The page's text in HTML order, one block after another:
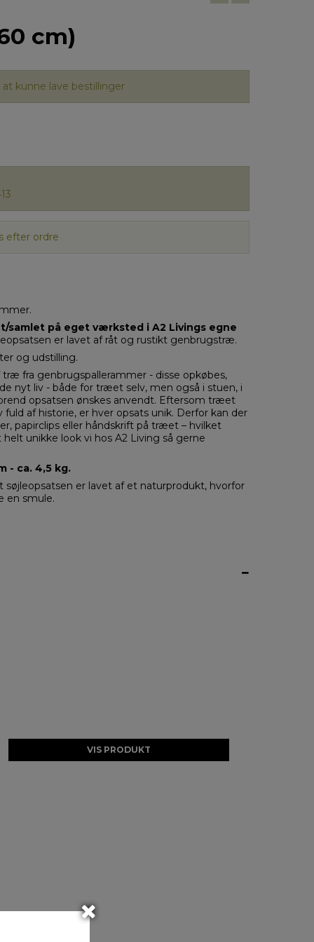
cm)
kunne lave bestillinger
efter ordre
samlet på eget værksted i A2 Livings egne
er lavet af råt og rustikt genbrugstræ.
og udstilling.
fra genbrugspallerammer - disse opkøbes,
nyt liv - både for træet selv, men også i stuen, i
opsatsen ønskes anvendt. Eftersom træet
af historie, er hver opsats unik. Derfor kan der
papirclips eller håndskrift på træet – hvilket
unikke look vi hos A2 Living så gerne
- ca. 4,5 kg.
søjleopsatsen er lavet af et naturprodukt, hvorfor
en smule.
VIS PRODUKT